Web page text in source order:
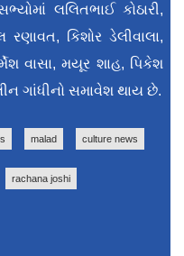
લલિતભાઈ કોઠારી,
કિશોર ડેલીવાલા,
વાસા, મયૂર શાહ, પિકેશ
ગાંધીનો સમાવેશ થાય છે.
malad culture news
rachana joshi